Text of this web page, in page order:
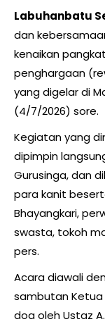
Labuhanbatu
dan
kenaikan
penghargaan
yang digelar di
(4/7/2026) sore.
Kegiatan yang
dipimpin
Gurusinga, dan
para kanit
Bhayangkari,
swasta, tokoh
pers.
Acara diawali
sambutan Ketua
doa oleh Ustaz